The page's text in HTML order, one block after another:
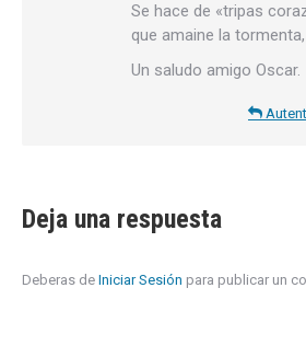
Se hace de «tripas
que amaine la
Un saludo amigo Oscar.
Deja una respuesta
Deberas de Iniciar Sesión para publicar un